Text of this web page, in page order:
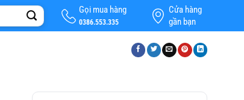
Gọi mua hàng
0386.553.335
Cửa hàng
gần bạn